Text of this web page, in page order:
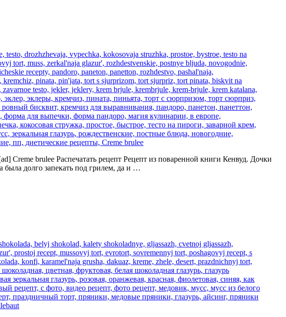
Creme brulee Распечатать рецепт Рецепт из поваренной книги Кенвуд. Дочки
была долго запекать под грилем, да и …